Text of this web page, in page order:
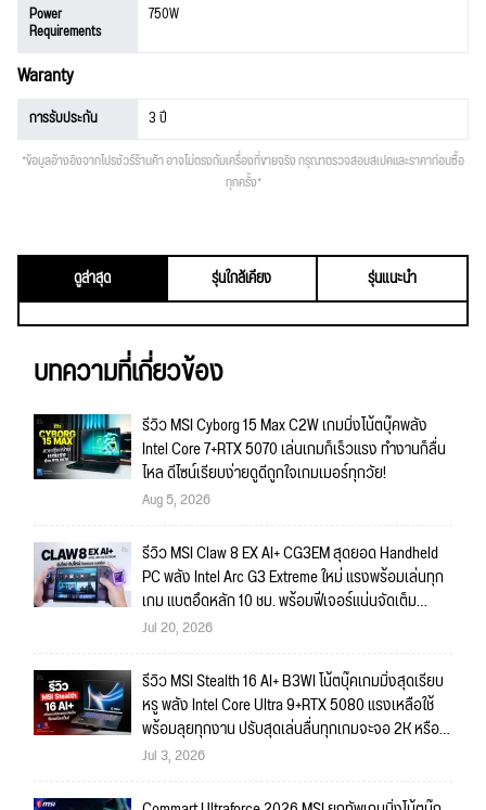
Power
Requirements
750W
Waranty
การรับประกัน 3 ปี
*ข้อมูลอ้างอิงจากโปรชัวร์ร้านค้า อาจไม่ตรงกับเครื่องที่ขายจริง กรุณาตรวจสอบสเปคและราคาก่อนซื้อ
ทุกครั้ง*
ดูล่าสุด รุ่นใกล้เคียง รุ่นแนะนำ
บทความที่เกี่ยวข้อง
รีวิว MSI Cyborg 15 Max C2W เกมมิ่งโน้ตบุ๊คพลัง
Intel Core 7+RTX 5070 เล่นเกมก็เร็วแรง ทำงานก็ลื่น
ไหล ดีไซน์เรียบง่ายดูดีถูกใจเกมเมอร์ทุกวัย!
Aug 5, 2026
รีวิว MSI Claw 8 EX AI+ CG3EM สุดยอด Handheld
PC พลัง Intel Arc G3 Extreme ใหม่ แรงพร้อมเล่นทุก
เกม แบตอึดหลัก 10 ชม. พร้อมฟีเจอร์แน่นจัดเต็ม
ถึงใจ!!
Jul 20, 2026
รีวิว MSI Stealth 16 AI+ B3WI โน้ตบุ๊คเกมมิ่งสุดเรียบ
หรู พลัง Intel Core Ultra 9+RTX 5080 แรงเหลือใช้
พร้อมลุยทุกงาน ปรับสุดเล่นลื่นทุกเกมจะจอ 2K หรือ
4K ก็สบายมาก!!
Jul 3, 2026